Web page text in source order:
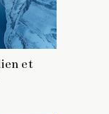
et